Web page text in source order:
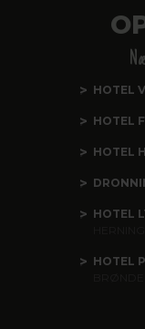
HOTEL
HOTEL
HOTEL
HOTEL
HOTEL